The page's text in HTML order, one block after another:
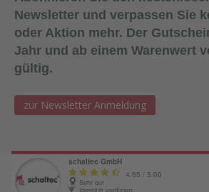
Newsletter und verpassen Sie
oder Aktion mehr. Der
Jahr und ab einem Warenwert
gültig.
zur Newsletter Anmeldung